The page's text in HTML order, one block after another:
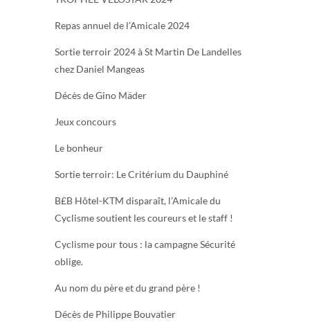
Repas annuel de l’Amicale 2024
Sortie terroir 2024 à St Martin De Landelles
chez Daniel Mangeas
Décès de Gino Mäder
Jeux concours
Le bonheur
Sortie terroir: Le Critérium du Dauphiné
B£B Hôtel-KTM disparaît, l’Amicale du
Cyclisme soutient les coureurs et le staff !
Cyclisme pour tous : la campagne Sécurité
oblige.
Au nom du père et du grand père !
Décès de Philippe Bouvatier